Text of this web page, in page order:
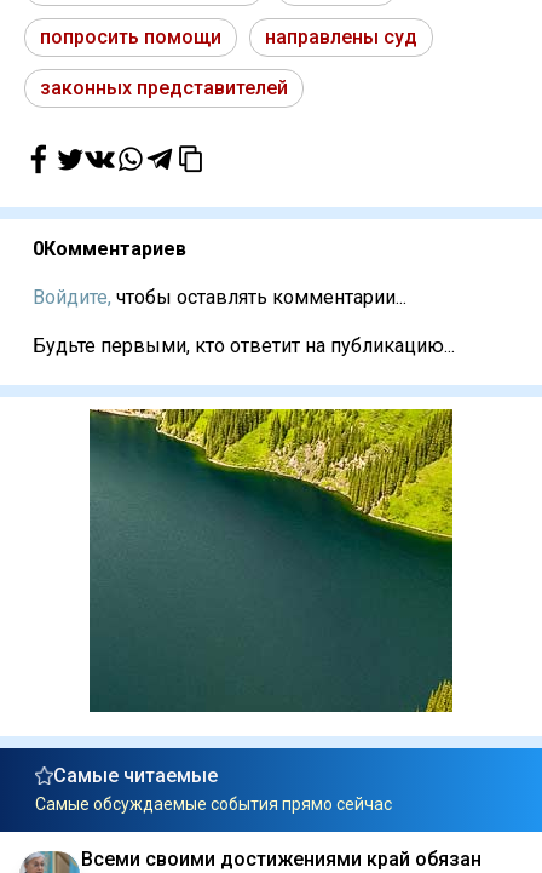
попросить помощи направлены суд
законных представителей
0Комментариев
Войдите, чтобы оставлять комментарии...
Будьте первыми, кто ответит на публикацию...
Самые читаемые
Самые обсуждаемые события прямо сейчас
Всеми своими достижениями край обязан